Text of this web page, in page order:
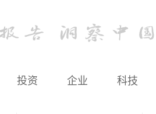
投资 企业 科技